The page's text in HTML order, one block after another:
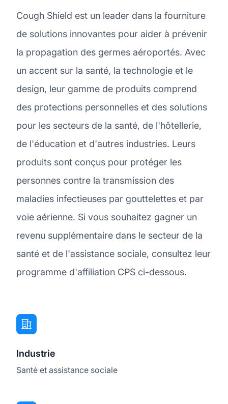
Cough Shield est un leader dans la fourniture
de solutions innovantes pour aider à prévenir
la propagation des germes aéroportés. Avec
un accent sur la santé, la technologie et le
design, leur gamme de produits comprend
des protections personnelles et des solutions
pour les secteurs de la santé, de l'hôtellerie,
de l'éducation et d'autres industries. Leurs
produits sont conçus pour protéger les
personnes contre la transmission des
maladies infectieuses par gouttelettes et par
voie aérienne. Si vous souhaitez gagner un
revenu supplémentaire dans le secteur de la
santé et de l'assistance sociale, consultez leur
programme d'affiliation CPS ci-dessous.
Industrie
Santé et assistance sociale